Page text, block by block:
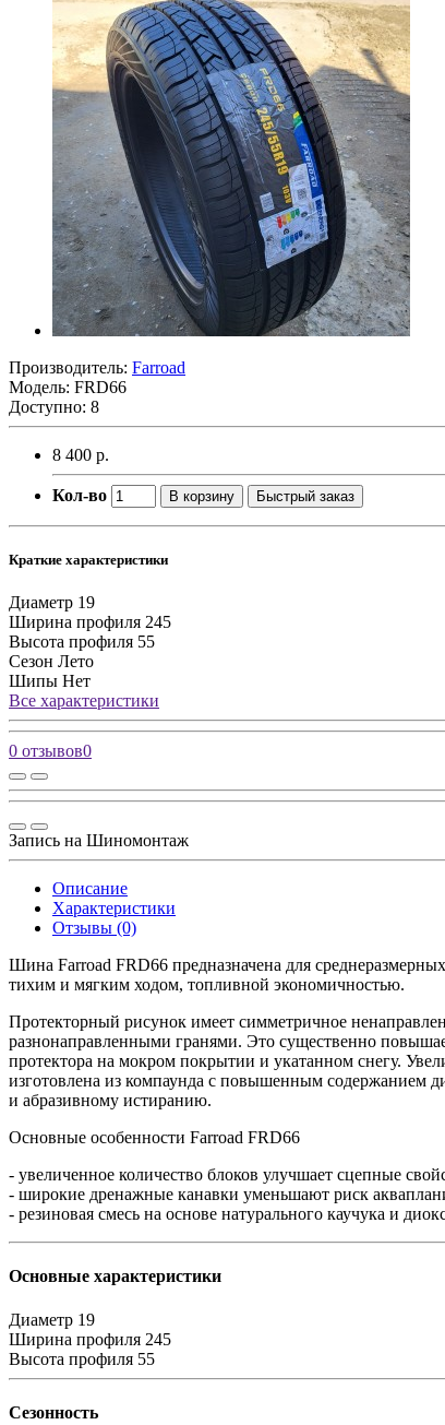
Производитель: Farroad
Модель: FRD66
Доступно: 8
8 400 р.
Кол-во В корзину Быстрый заказ
Краткие характеристики
Диаметр 19
Ширина профиля 245
Высота профиля 55
Сезон Лето
Шипы Нет
Все характеристики
0 отзывов0
Запись на Шиномонтаж
Описание
Характеристики
Отзывы (0)
Шина Farroad FRD66 предназначена для
тихим и мягким ходом, топливной экономичностью.
Протекторный рисунок имеет симметричное
разнонаправленными гранями. Это существенно
протектора на мокром покрытии и укатанном снегу.
изготовлена из компаунда с повышенным содержанием
и абразивному истиранию.
Основные особенности Farroad FRD66
- увеличенное количество блоков улучшает сцепные
- широкие дренажные канавки уменьшают риск
- резиновая смесь на основе натурального каучука и
Основные характеристики
Диаметр 19
Ширина профиля 245
Высота профиля 55
Сезонность